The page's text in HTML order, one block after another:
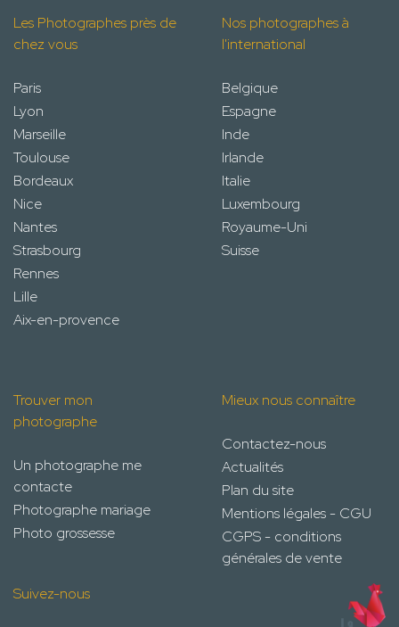
Les Photographes près de
chez vous
Paris
Lyon
Marseille
Toulouse
Bordeaux
Nice
Nantes
Strasbourg
Rennes
Lille
Aix-en-provence
Nos photographes à
l'international
Belgique
Espagne
Inde
Irlande
Italie
Luxembourg
Royaume-Uni
Suisse
Trouver mon
photographe
Un photographe me
contacte
Photographe mariage
Photo grossesse
Mieux nous connaître
Contactez-nous
Actualités
Plan du site
Mentions légales - CGU
CGPS - conditions
générales de vente
Suivez-nous